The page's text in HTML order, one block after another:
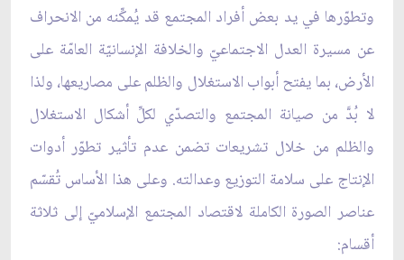
وتطوّرها في يد بعض أفراد المجتمع قد يُمكِّنه من الانحراف
عن مسيرة العدل الاجتماعيّ والخلافة الإنسانيّة العامّة على
الأرض، بما يفتح أبواب الاستغلال والظلم على مصاريعها، ولذا
لا بُدَّ من صيانة المجتمع والتصدّي لكلِّ أشكال الاستغلال
والظلم من خلال تشريعات تضمن عدم تأثير تطوّر أدوات
الإنتاج على سلامة التوزيع وعدالته. وعلى هذا الأساس تُقسّم
عناصر الصورة الكاملة لاقتصاد المجتمع الإسلاميّ إلى ثلاثة
أقسام: